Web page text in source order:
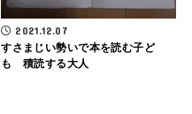
2021.12.07
すさまじい勢いで本を読む子ど
も 積読する大人